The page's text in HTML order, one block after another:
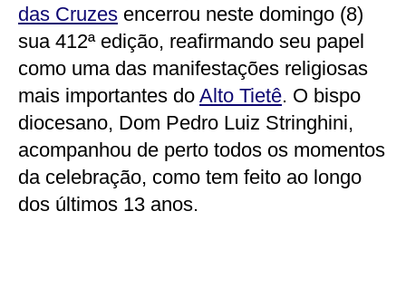
das Cruzes encerrou neste domingo (8)
sua 412ª edição, reafirmando seu papel
como uma das manifestações religiosas
mais importantes do Alto Tietê. O bispo
diocesano, Dom Pedro Luiz Stringhini,
acompanhou de perto todos os momentos
da celebração, como tem feito ao longo
dos últimos 13 anos.